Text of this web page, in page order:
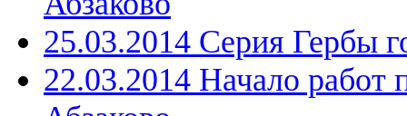
25.03.2014 Серия Гербы
22.03.2014 Начало работ